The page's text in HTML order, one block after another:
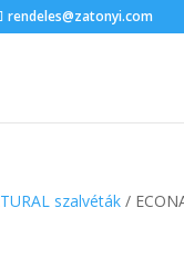
rendeles@zatonyi.com
szalvéták /